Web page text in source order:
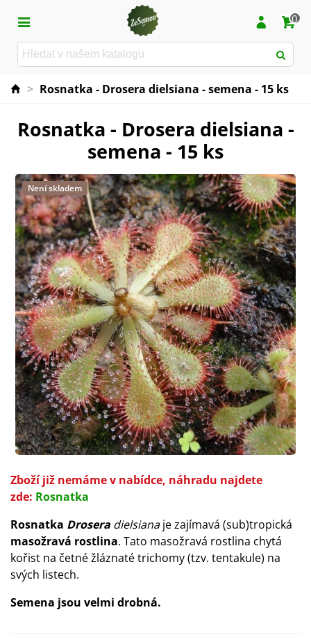
0
> Rosnatka - Drosera dielsiana - semena - 15 ks
Rosnatka - Drosera dielsiana -
semena - 15 ks
Není skladem
Zboží již nemáme v nabídce, náhradu najdete
zde: Rosnatka
Rosnatka Drosera dielsianaje zajímavá (sub)tropická
masožravá rostlina. Tato masožravá rostlina chytá
kořist na četné žláznaté trichomy (tzv. tentakule) na
svých listech.
Semena jsou velmi drobná.